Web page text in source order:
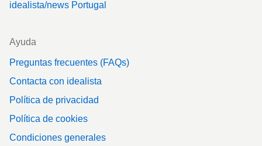
idealista/news Portugal
Ayuda
Preguntas frecuentes (FAQs)
Contacta con idealista
Política de privacidad
Política de cookies
Condiciones generales